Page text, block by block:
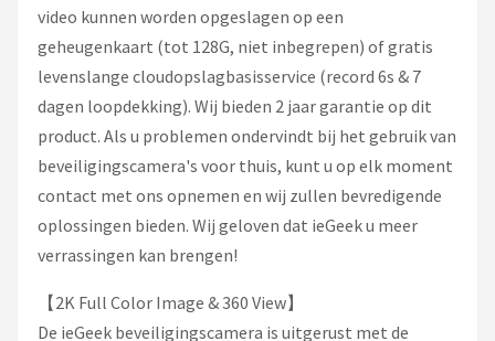
video kunnen worden opgeslagen op een
geheugenkaart (tot 128G, niet inbegrepen) of gratis
levenslange cloudopslagbasisservice (record 6s & 7
dagen loopdekking). Wij bieden 2 jaar garantie op dit
product. Als u problemen ondervindt bij het gebruik van
beveiligingscamera's voor thuis, kunt u op elk moment
contact met ons opnemen en wij zullen bevredigende
oplossingen bieden. Wij geloven dat ieGeek u meer
verrassingen kan brengen!
【2K Full Color Image & 360 View】
De ieGeek beveiligingscamera is uitgerust met de